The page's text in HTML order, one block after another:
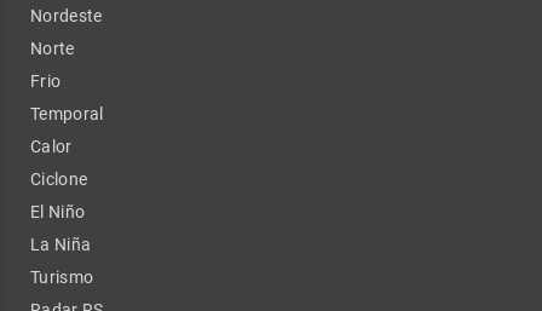
Nordeste
Norte
Frio
Temporal
Calor
Ciclone
El Niño
La Niña
Turismo